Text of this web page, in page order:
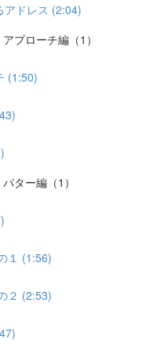
アドレス (2:04)
プローチ編（1）
(1:50)
ター編（1）
１ (1:56)
２ (2:53)